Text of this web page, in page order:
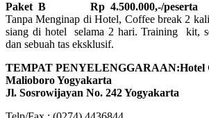
Paket B
Rp 4.500.000,-/peserta
Tanpa Menginap di Hotel, Coffee break 2
siang di hotel selama 2 hari. Training kit,
dan sebuah tas eksklusif.
TEMPAT PENYELENGGARAAN:Hotel
Malioboro Yogyakarta
Jl. Sosrowijayan No. 242 Yogyakarta